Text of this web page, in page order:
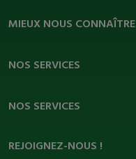
MIEUX NOUS CONNAÎTRE
NOS SERVICES
NOS SERVICES
REJOIGNEZ-NOUS !